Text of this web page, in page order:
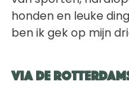
honden en leuke
ben ik gek op mijn
Via de